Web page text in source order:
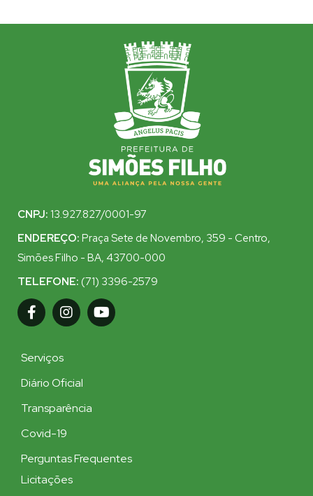
CNPJ: 13.927.827/0001-97
ENDEREÇO: Praça Sete de Novembro, 359 - Centro,
Simões Filho - BA, 43700-000
TELEFONE: (71) 3396-2579
Serviços
Diário Oficial
Transparência
Covid-19
Perguntas Frequentes
Licitações